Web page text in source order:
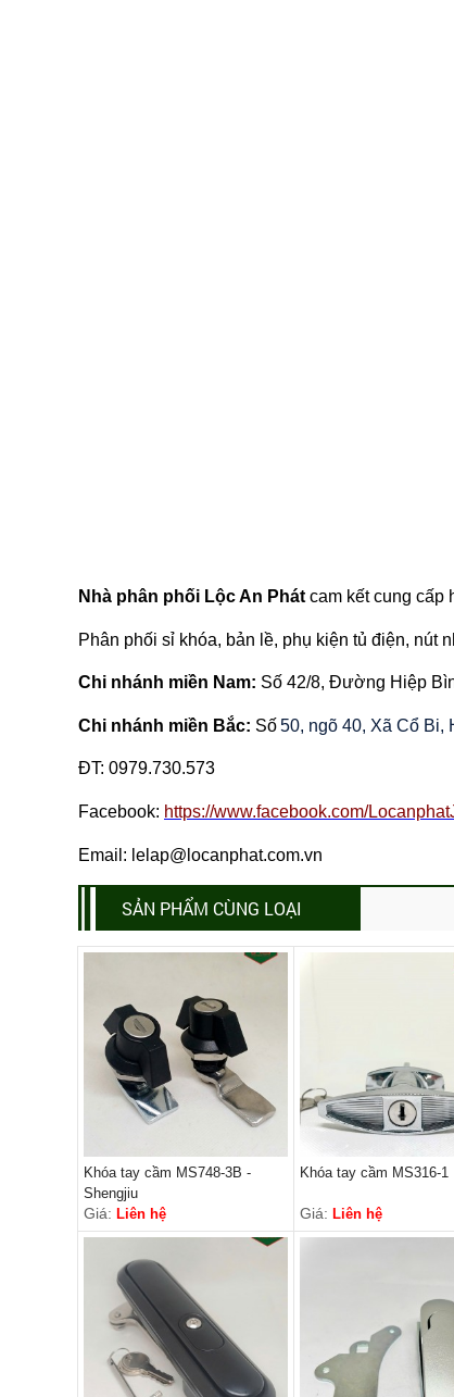
Nhà phân phối Lộc An Phát cam kết cung cấp
Phân phối sỉ khóa, bản lề, phụ kiện tủ điện, nút
Chi nhánh miền Nam: Số 42/8, Đường Hiệp
Chi nhánh miền Bắc: Số50, ngõ 40, Xã Cổ Bi,
ĐT: 0979.730.573
Facebook: https://www.facebook.com/
Email: lelap@locanphat.com.vn
SẢN PHẨM CÙNG LOẠI
Khóa tay cầm MS748-3B -
Shengjiu
Giá: Liên hệ
Khóa tay cầm MS316-1
Giá: Liên hệ